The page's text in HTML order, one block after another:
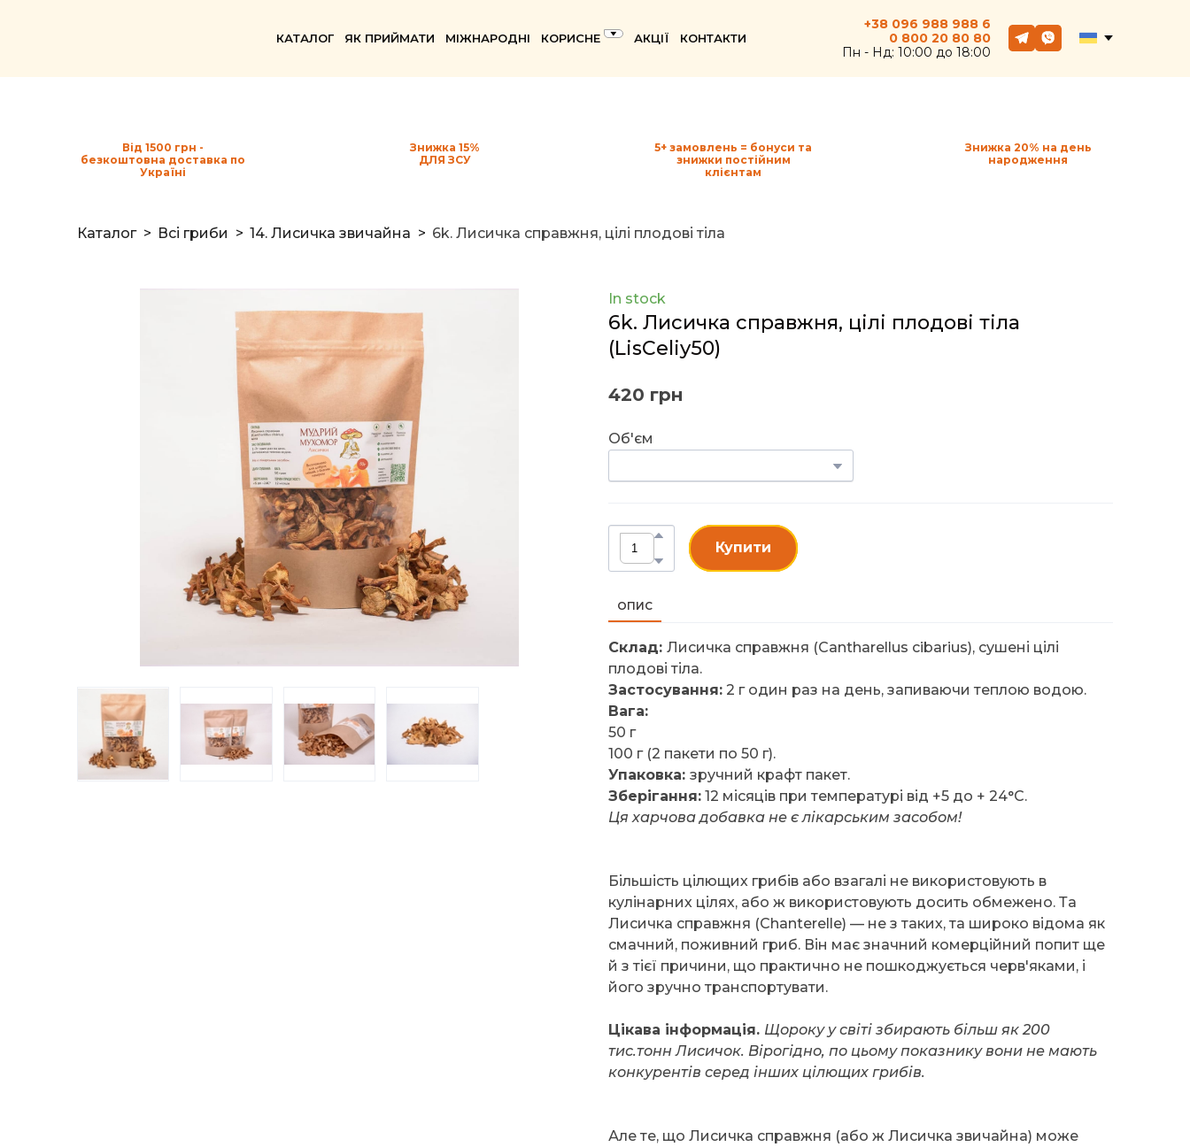
КАТАЛОГ ЯК ПРИЙМАТИ МІЖНАРОДНІ КОРИСНЕ АКЦІЇ КОНТАКТИ
+38 096 988 988 6
0 800 2080 80
Пн - Hд: 10:00 до 18:00
Знижка 15%
ДЛЯ ЗСУ
Від 1500 грн -
безкоштовна доставка по
Україні
5+ замовлень = бонуси та
знижки постійним
клієнтам
Знижка 20% на день
народження
Каталог Всі гриби 14. Лисичка звичайна 6k. Лисичка справжня, цілі плодові тіла
In stock
6k. Лисичка справжня, цілі плодові тіла
(LisCeliy50)
420 грн
Об'єм
Купити
ОПИС
Склад: Лисичка справжня (Cantharellus cibarius), сушені цілі
плодові тіла.
Застосування: 2 г один раз на день, запиваючи теплою водою.
Вага:
50 г
100 г (2 пакети по 50 г).
Упаковка: зручний крафт пакет.
Зберігання: 12 місяців при температурі від +5 до + 24°С.
Ця харчова добавка не є лікарським засобом!
Більшість цілющих грибів або взагалі не використовують в
кулінарних цілях, або ж використовують досить обмежено. Та
Лисичка справжня (Chanterelle) — не з таких, та широко відома як
смачний, поживний гриб. Він має значний комерційний попит ще
й з тієї причини, що практично не пошкоджується черв'яками, і
його зручно транспортувати.
Цікава інформація. Щороку у світі збирають більш як 200
тис.тонн Лисичок. Вірогідно, по цьому показнику вони не мають
конкурентів серед інших цілющих грибів.
Але те, що Лисичка справжня (або ж Лисичка звичайна) може